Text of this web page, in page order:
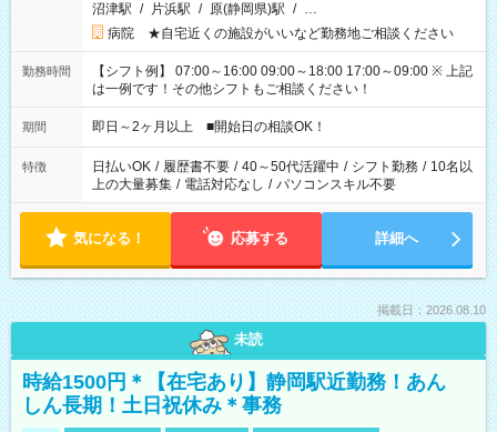
沼津駅 / 片浜駅 / 原(静岡県)駅 / …
病院 ★自宅近くの施設がいいなど勤務地ご相談ください
勤務時間
【シフト例】 07:00～16:00 09:00～18:00 17:00～09:00 ※ 上記
は一例です！その他シフトもご相談ください！
期間 即日～2ヶ月以上 ■開始日の相談OK！
特徴 日払いOK / 履歴書不要 / 40～50代活躍中 / シフト勤務 / 10名以
上の大量募集 / 電話対応なし / パソコンスキル不要
気になる！ 応募する 詳細へ
掲載日：2026.08.10
未読
時給1500円＊【在宅あり】静岡駅近勤務！あん
しん長期！土日祝休み＊事務